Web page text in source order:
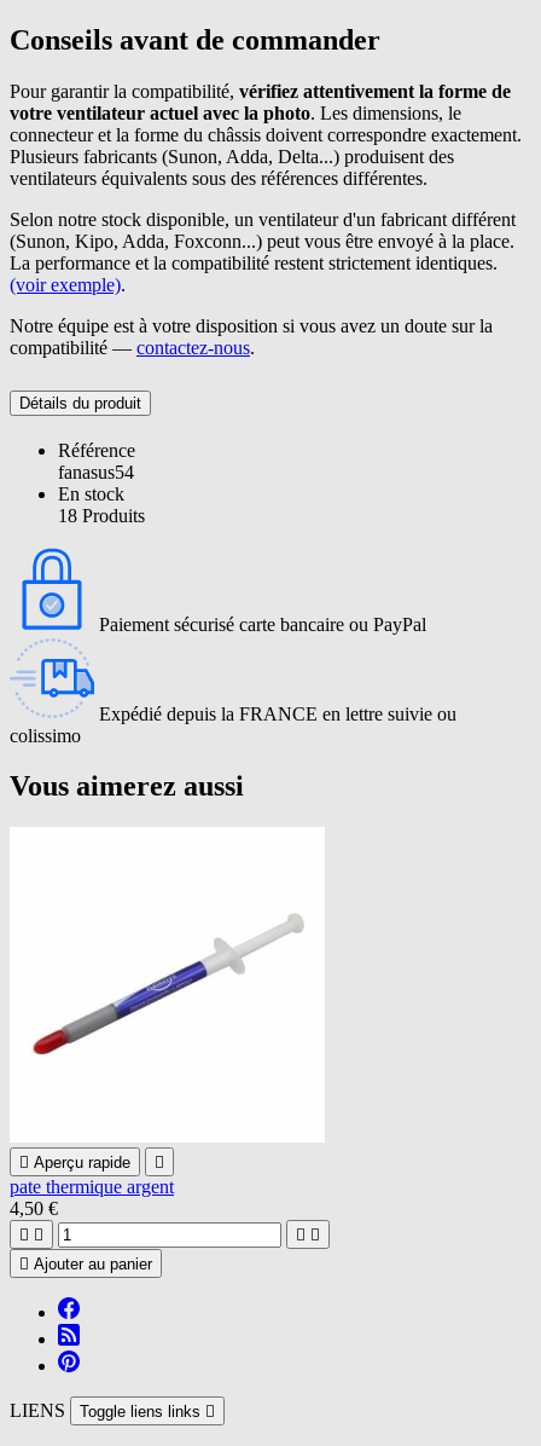
Conseils avant de commander
Pour garantir la compatibilité, vérifiez attentivement la forme de
votre ventilateur actuel avec la photo. Les dimensions, le
connecteur et la forme du châssis doivent correspondre exactement.
Plusieurs fabricants (Sunon, Adda, Delta...) produisent des
ventilateurs équivalents sous des références différentes.
Selon notre stock disponible, un ventilateur d'un fabricant différent
(Sunon, Kipo, Adda, Foxconn...) peut vous être envoyé à la place.
La performance et la compatibilité restent strictement identiques.
(voir exemple).
Notre équipe est à votre disposition si vous avez un doute sur la
compatibilité — contactez-nous.
Détails du produit
Référence
fanasus54
En stock
18 Produits
Paiement sécurisé carte bancaire ou PayPal
Expédié depuis la FRANCE en lettre suivie ou
colissimo
Vous aimerez aussi
 Aperçu rapide 
pate thermique argent
4,50 €
   
 Ajouter au panier
LIENS Toggle liens links 